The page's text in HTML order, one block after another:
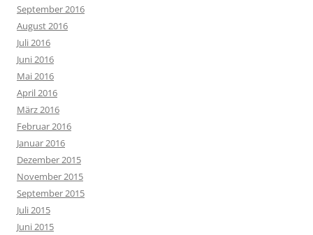
September 2016
August 2016
Juli 2016
Juni 2016
Mai 2016
April 2016
März 2016
Februar 2016
Januar 2016
Dezember 2015
November 2015
September 2015
Juli 2015
Juni 2015